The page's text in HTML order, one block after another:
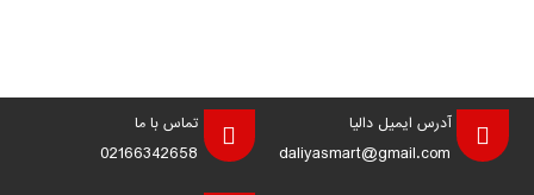
آدرس ایمیل دالیا
daliyasmart@gmail.com
تماس با ما
02166342658